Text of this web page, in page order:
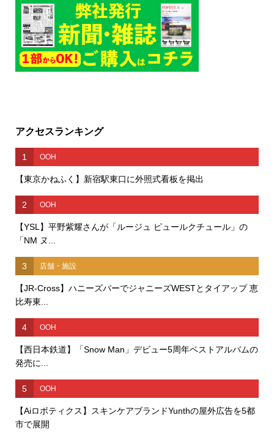
アクセスランキング
1 OOH
【東京かねふく】新宿駅東口に外照式看板を掲出
2 OOH
【YSL】平野紫耀さんが「ルージュ ピュールクチュール」の
「NM ヌ...
3 店舗・施設
【JR-Cross】ハニーズバーでジャニーズWESTとタイアップ 恵
比寿東...
4 OOH
【西日本鉄道】「Snow Man」デビュー5周年ベストアルバムの
発売に...
5 OOH
【Aiロボティクス】スキンケアブランドYunthの屋外広告を5都
市で展開